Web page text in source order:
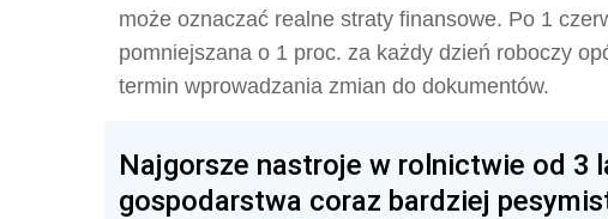
może oznaczać realne straty finansowe. Po 1
pomniejszana o 1 proc. za każdy dzień roboczy
termin wprowadzania zmian do dokumentów.
Najgorsze nastroje w rolnictwie od 3
gospodarstwa coraz bardziej